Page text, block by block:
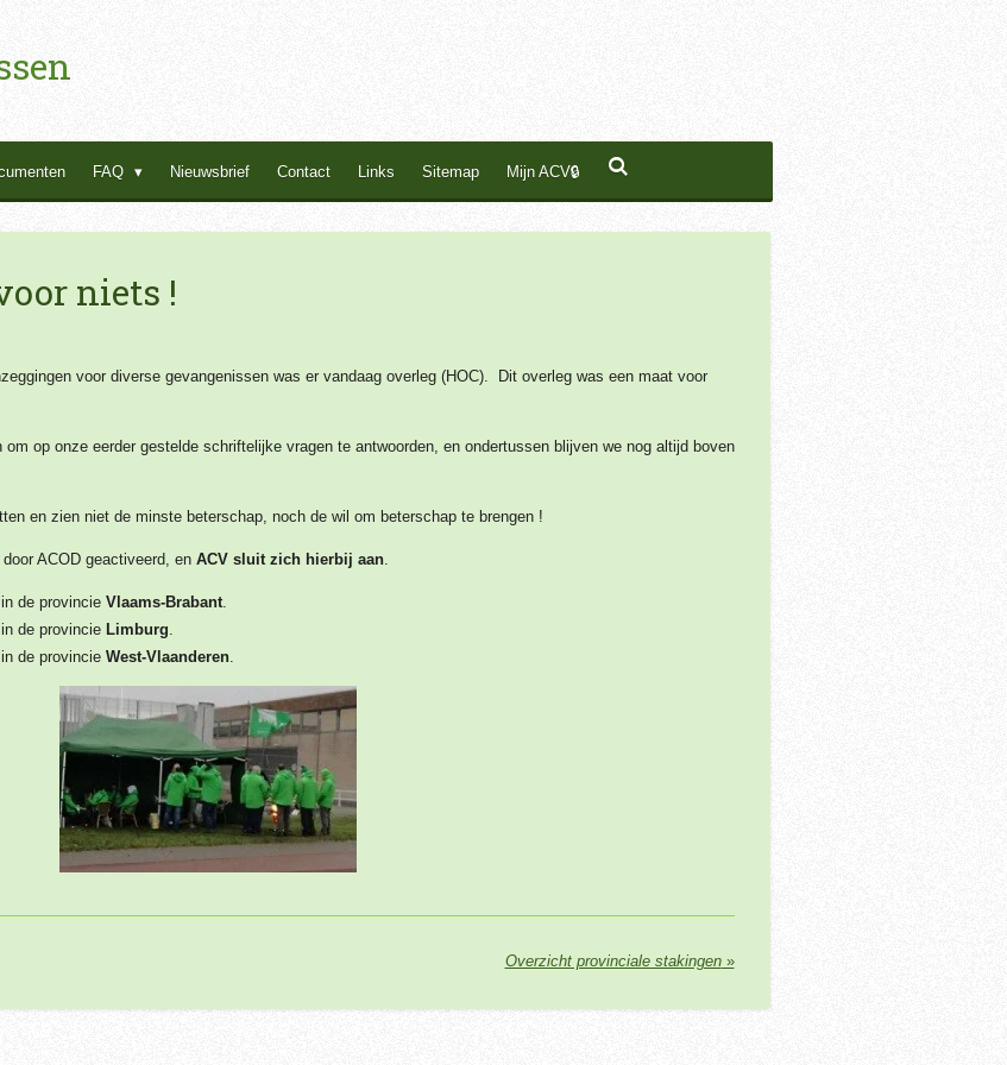
FAQ Nieuwsbrief Contact Links Sitemap Mijn ACV🔒
niets !
voor diverse gevangenissen was er vandaag overleg (HOC). Dit overleg was een maat voor
op onze eerder gestelde schriftelijke vragen te antwoorden, en ondertussen blijven we nog altijd boven
en zien niet de minste beterschap, noch de wil om beterschap te brengen !
ACOD geactiveerd, en ACV sluit zich hierbij aan.
in de provincie Vlaams-Brabant
in de provincie Limburg
in de provincie West-Vlaanderen
Overzicht provinciale stakingen»